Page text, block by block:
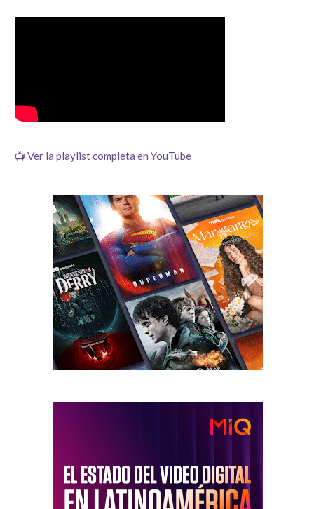
📺 Ver la playlist completa en YouTube